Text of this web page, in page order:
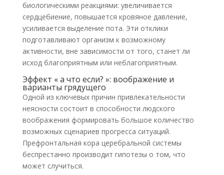
биологическими реакциями: увеличивается
сердцебиение, повышается кровяное давление,
усиливается выделение пота. Эти отклики
подготавливают организм к возможному
активности, вне зависимости от того, станет ли
исход благоприятным или неблагоприятным.
Эффект « а что если? »: воображение и
варианты грядущего
Одной из ключевых причин привлекательности
неясности состоит в способности людского
воображения формировать большое количество
возможных сценариев прогресса ситуаций.
Префронтальная кора церебральной системы
беспрестанно производит гипотезы о том, что
может случиться.